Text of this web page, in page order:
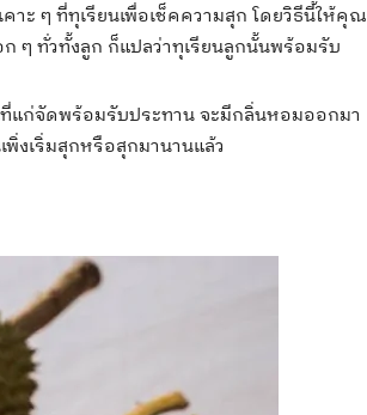
าะ ๆ ที่ทุเรียนเพื่อเช็คความสุก โดยวิธีนี้ให้คุณ
ๆ ทั่วทั้งลูก ก็แปลว่าทุเรียนลูกนั้นพร้อมรับ
แก่จัดพร้อมรับประทาน จะมีกลิ่นหอมออกมา
งเริ่มสุกหรือสุกมานานแล้ว